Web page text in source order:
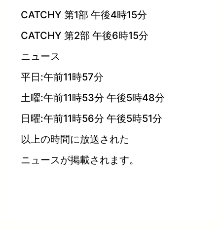
CATCHY 第1部 午後4時15分
CATCHY 第2部 午後6時15分
ニュース
平日:午前11時57分
土曜:午前11時53分 午後5時48分
日曜:午前11時56分 午後5時51分
以上の時間に放送された
ニュースが掲載されます。